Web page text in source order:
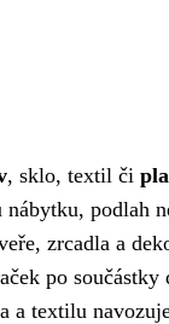
, sklo, textil či
podlah
zrcadla a
po
a textilu